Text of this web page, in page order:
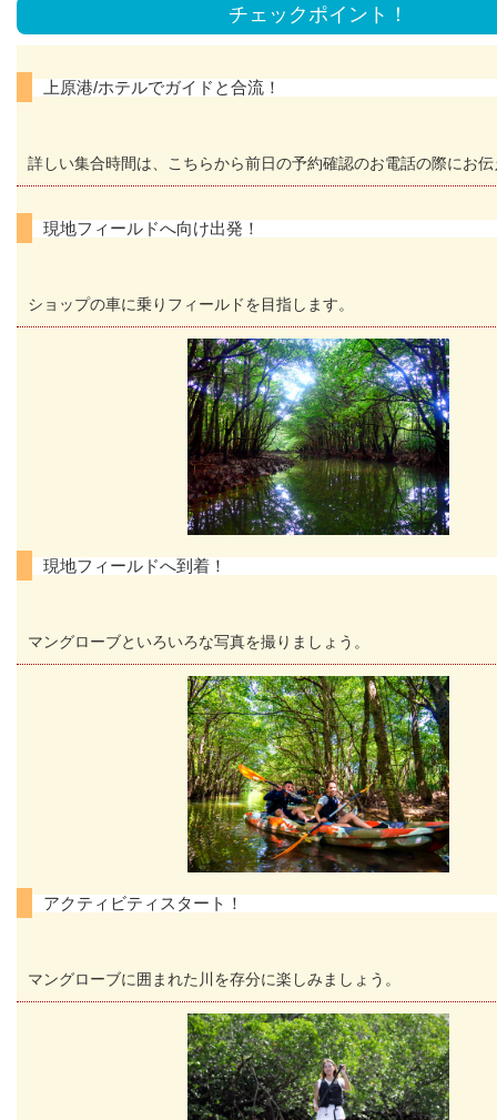
チェックポイント！
上原港/ホテルでガイドと合流！
詳しい集合時間は、こちらから前日の予約確認のお電話の際にお
現地フィールドへ向け出発！
ショップの車に乗りフィールドを目指します。
現地フィールドへ到着！
マングローブといろいろな写真を撮りましょう。
アクティビティスタート！
マングローブに囲まれた川を存分に楽しみましょう。